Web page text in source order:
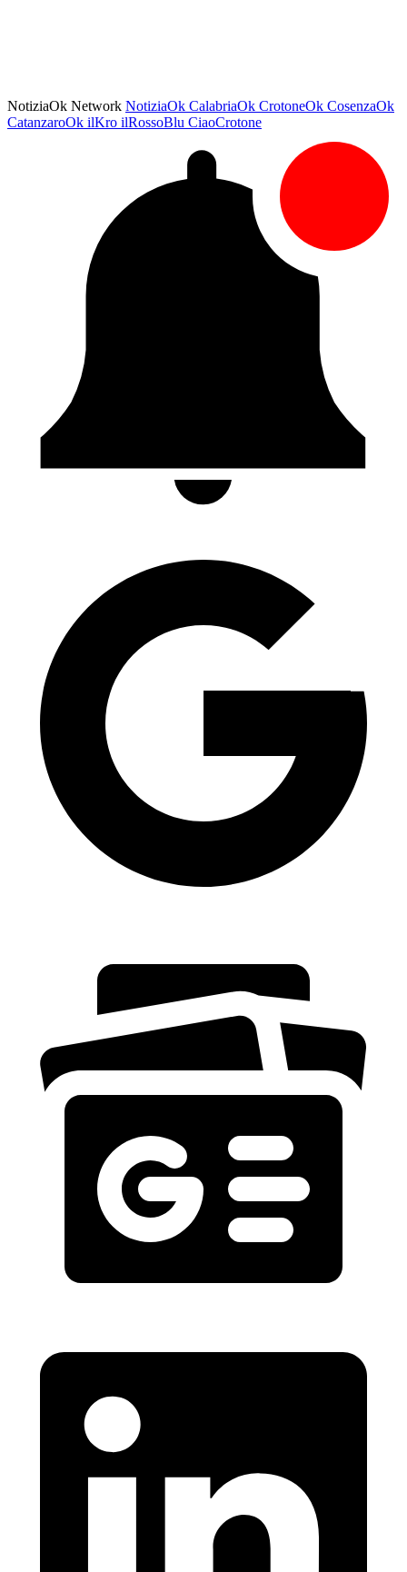
NotiziaOk Network NotiziaOk CalabriaOk CrotoneOk CosenzaOk
CatanzaroOk ilKro ilRossoBlu CiaoCrotone